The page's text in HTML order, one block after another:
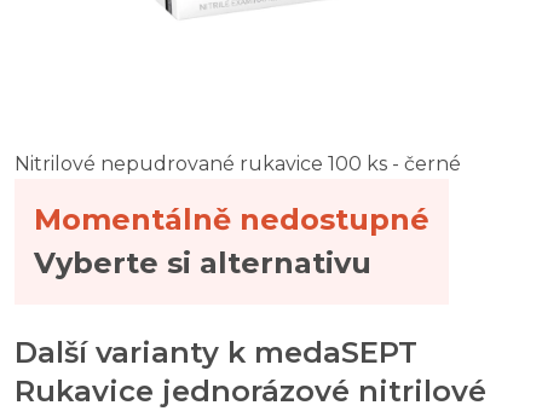
Nitrilové nepudrované rukavice 100 ks - černé
Momentálně nedostupné
Vyberte si alternativu
Další varianty k medaSEPT
Rukavice jednorázové nitrilové